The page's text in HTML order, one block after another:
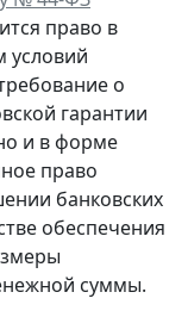
право в
условий
о
гарантии
и в форме
право
банковских
обеспечения
суммы.